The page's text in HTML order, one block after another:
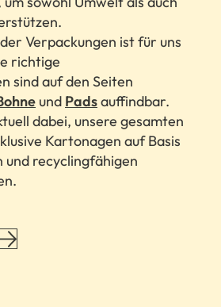
setup
the
site
with
their
to
add
this
content
setup
the
site
with
their
CMP
to
add
this
content
Verpackungen ist für uns
richtige
sind auf den Seiten
und Padsauffindbar.
dabei, unsere gesamten
Kartonagen auf Basis
und recyclingfähigen